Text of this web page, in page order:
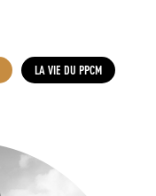
LA VIE DU PPCM